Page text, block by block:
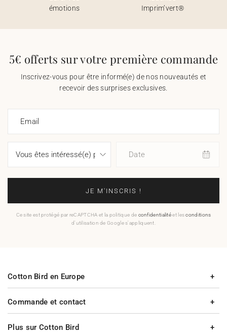
émotions
Imprim’vert®
5€ offerts sur votre première commande
Inscrivez-vous pour être informé(e) de nos nouveautés et
recevoir des surprises exclusives.
Email
Date
JE M'INSCRIS !
Ce site est protégé par reCAPTCHA et la politique de confidentialitéet lesconditions
d'utilisation de Google s'appliquent.
Commande et contact
Plus sur Cotton Bird
Cotton Bird en Europe